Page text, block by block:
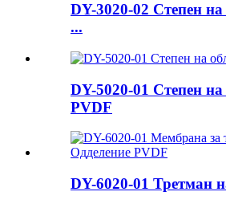
DY-3020-02 Степен
...
DY-5020-01 Степен
PVDF
DY-6020-01 Третман